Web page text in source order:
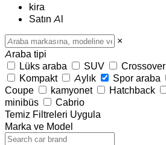
kira
Satın Al
×
Araba tipi
Lüks araba
SUV Crossover
Kompakt
Aylık Spor araba
Coupe
kamyonet Hatchback
minibüs
Cabrio
Temiz Filtreleri Uygula
Marka ve Model